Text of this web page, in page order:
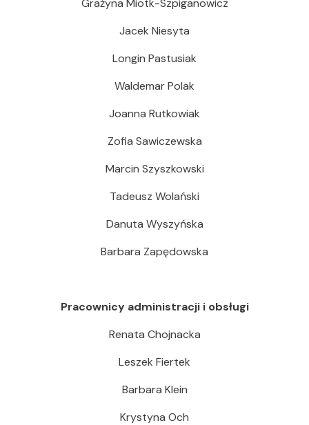
Grażyna Miotk-Szpiganowicz
Jacek Niesyta
Longin Pastusiak
Waldemar Polak
Joanna Rutkowiak
Zofia Sawiczewska
Marcin Szyszkowski
Tadeusz Wolański
Danuta Wyszyńska
Barbara Zapędowska
Pracownicy administracji i obsługi
Renata Chojnacka
Leszek Fiertek
Barbara Klein
Krystyna Och